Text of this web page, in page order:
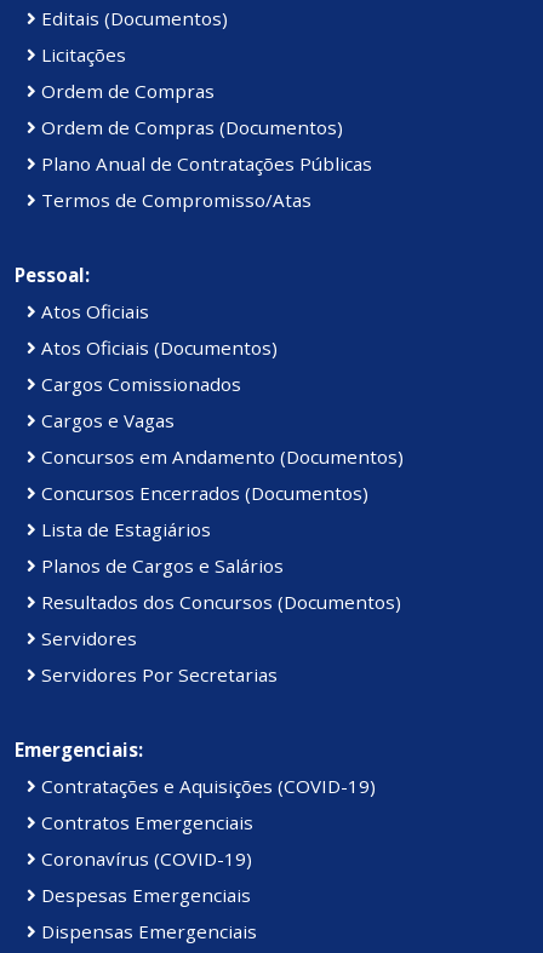
Editais (Documentos)
Licitações
Ordem de Compras
Ordem de Compras (Documentos)
Plano Anual de Contratações Públicas
Termos de Compromisso/Atas
Pessoal:
Atos Oficiais
Atos Oficiais (Documentos)
Cargos Comissionados
Cargos e Vagas
Concursos em Andamento (Documentos)
Concursos Encerrados (Documentos)
Lista de Estagiários
Planos de Cargos e Salários
Resultados dos Concursos (Documentos)
Servidores
Servidores Por Secretarias
Emergenciais:
Contratações e Aquisições (COVID-19)
Contratos Emergenciais
Coronavírus (COVID-19)
Despesas Emergenciais
Dispensas Emergenciais